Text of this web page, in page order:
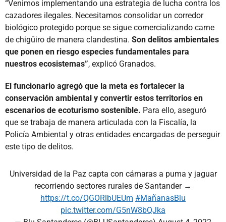
“Venimos implementando una estrategia de lucha contra los
cazadores ilegales. Necesitamos consolidar un corredor
biológico protegido porque se sigue comercializando carne
de chigüiro de manera clandestina. Son delitos ambientales
que ponen en riesgo especies fundamentales para
nuestros ecosistemas”, explicó Granados.
El funcionario agregó que la meta es fortalecer la
conservación ambiental y convertir estos territorios en
escenarios de ecoturismo sostenible. Para ello, aseguró
que se trabaja de manera articulada con la Fiscalía, la
Policía Ambiental y otras entidades encargadas de perseguir
este tipo de delitos.
Universidad de la Paz capta con cámaras a puma y jaguar
recorriendo sectores rurales de Santander →
https://t.co/QGORlbUEUm #MañanasBlu
pic.twitter.com/G5nW8bQJka